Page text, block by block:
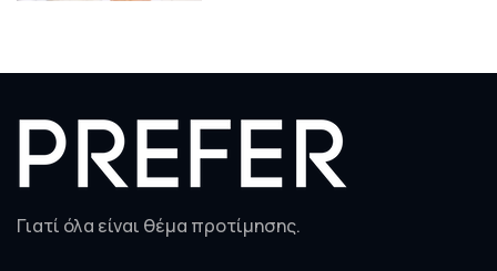
Γιατί όλα είναι θέμα προτίμησης.